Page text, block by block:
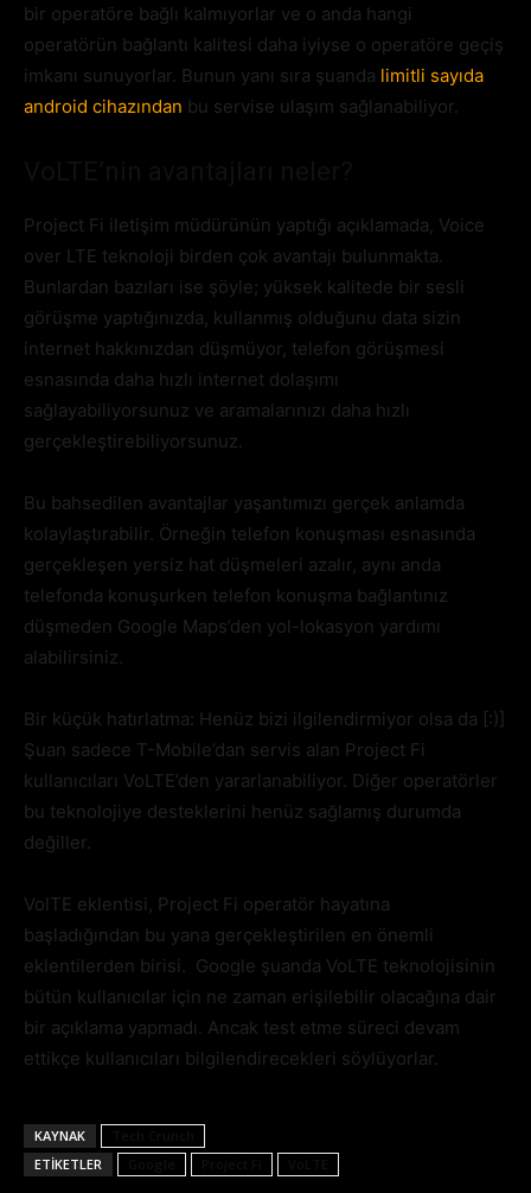
bir operatöre bağlı kalmıyorlar ve o anda hangi
operatörün bağlantı kalitesi daha iyiyse o operatöre geçiş
imkanı sunuyorlar. Bunun yanı sıra şuanda limitli sayıda
android cihazından bu servise ulaşım sağlanabiliyor.
Project Fi iletişim müdürünün yaptığı açıklamada, Voice
over LTE teknoloji birden çok avantajı bulunmakta.
Bunlardan bazıları ise şöyle; yüksek kalitede bir sesli
görüşme yaptığınızda, kullanmış olduğunu data sizin
internet hakkınızdan düşmüyor, telefon görüşmesi
esnasında daha hızlı internet dolaşımı
sağlayabiliyorsunuz ve aramalarınızı daha hızlı
gerçekleştirebiliyorsunuz.
Bu bahsedilen avantajlar yaşantımızı gerçek anlamda
kolaylaştırabilir. Örneğin telefon konuşması esnasında
gerçekleşen yersiz hat düşmeleri azalır, aynı anda
telefonda konuşurken telefon konuşma bağlantınız
düşmeden Google Maps’den yol-lokasyon yardımı
alabilirsiniz.
Bir küçük hatırlatma: Henüz bizi ilgilendirmiyor olsa da [:)]
Şuan sadece T-Mobile’dan servis alan Project Fi
kullanıcıları VoLTE’den yararlanabiliyor. Diğer operatörler
bu teknolojiye desteklerini henüz sağlamış durumda
değiller.
VolTE eklentisi, Project Fi operatör hayatına
başladığından bu yana gerçekleştirilen en önemli
eklentilerden birisi. Google şuanda VoLTE teknolojisinin
bütün kullanıcılar için ne zaman erişilebilir olacağına dair
bir açıklama yapmadı. Ancak test etme süreci devam
ettikçe kullanıcıları bilgilendirecekleri söylüyorlar.
KAYNAK
ETIKETLER